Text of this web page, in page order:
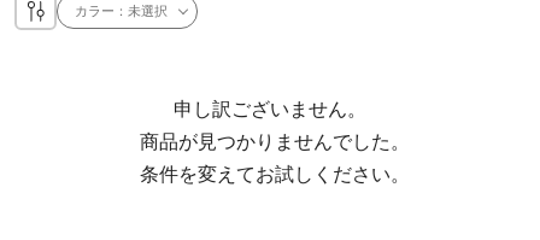
カラー：未選択
申し訳ございません。
  条件を変えてお試しください。